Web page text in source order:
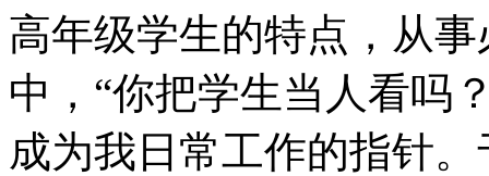
高年级学生的特点，从
中，“你把学生当人看吗
成为我日常工作的指针